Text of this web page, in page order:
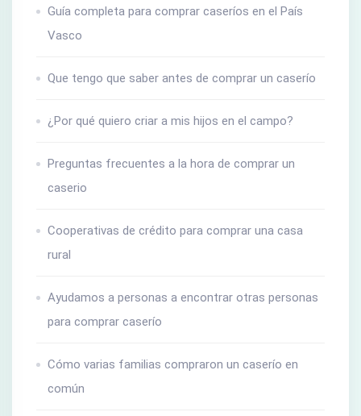
Guía completa para comprar caseríos en el País
Vasco
Que tengo que saber antes de comprar un caserío
¿Por qué quiero criar a mis hijos en el campo?
Preguntas frecuentes a la hora de comprar un
caserio
Cooperativas de crédito para comprar una casa
rural
Ayudamos a personas a encontrar otras personas
para comprar caserío
Cómo varias familias compraron un caserío en
común